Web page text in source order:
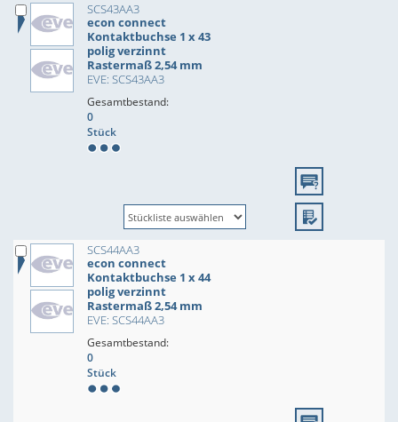
SCS43AA3
econ connect
Kontaktbuchse 1 x 43
polig verzinnt
Rastermaß 2,54 mm
EVE: SCS43AA3
Gesamtbestand:
0
Stück
SCS44AA3
econ connect
Kontaktbuchse 1 x 44
polig verzinnt
Rastermaß 2,54 mm
EVE: SCS44AA3
Gesamtbestand:
0
Stück